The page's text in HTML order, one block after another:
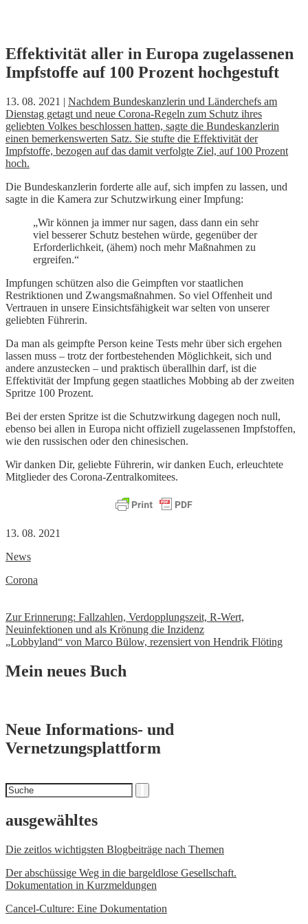
Skip
to
content
Effektivität aller in Europa zugelassenen
Impfstoffe auf 100 Prozent hochgestuft
13. 08. 2021 | Nachdem Bundeskanzlerin und Länderchefs am
Dienstag getagt und neue Corona-Regeln zum Schutz ihres
geliebten Volkes beschlossen hatten, sagte die Bundeskanzlerin
einen bemerkenswerten Satz. Sie stufte die Effektivität der
Impfstoffe, bezogen auf das damit verfolgte Ziel, auf 100 Prozent
hoch.
Die Bundeskanzlerin forderte alle auf, sich impfen zu lassen, und
sagte in die Kamera zur Schutzwirkung einer Impfung:
„Wir können ja immer nur sagen, dass dann ein sehr
viel besserer Schutz bestehen würde, gegenüber der
Erforderlichkeit, (ähem) noch mehr Maßnahmen zu
ergreifen.“
Impfungen schützen also die Geimpften vor staatlichen
Restriktionen und Zwangsmaßnahmen. So viel Offenheit und
Vertrauen in unsere Einsichtsfähigkeit war selten von unserer
geliebten Führerin.
Da man als geimpfte Person keine Tests mehr über sich ergehen
lassen muss – trotz der fortbestehenden Möglichkeit, sich und
andere anzustecken – und praktisch überallhin darf, ist die
Effektivität der Impfung gegen staatliches Mobbing ab der zweiten
Spritze 100 Prozent.
Bei der ersten Spritze ist die Schutzwirkung dagegen noch null,
ebenso bei allen in Europa nicht offiziell zugelassenen Impfstoffen,
wie den russischen oder den chinesischen.
Wir danken Dir, geliebte Führerin, wir danken Euch, erleuchtete
Mitglieder des Corona-Zentralkomitees.
13. 08. 2021
News
Corona
Beitrags-
Navigation
Zur Erinnerung: Fallzahlen, Verdopplungszeit, R-Wert,
Neuinfektionen und als Krönung die Inzidenz
„Lobbyland“ von Marco Bülow, rezensiert von Hendrik Flöting
Mein neues Buch
Neue Informations- und
Vernetzungsplattform
Suchen
nach
ausgewähltes
Die zeitlos wichtigsten Blogbeiträge nach Themen
Der abschüssige Weg in die bargeldlose Gesellschaft.
Dokumentation in Kurzmeldungen
Cancel-Culture: Eine Dokumentation